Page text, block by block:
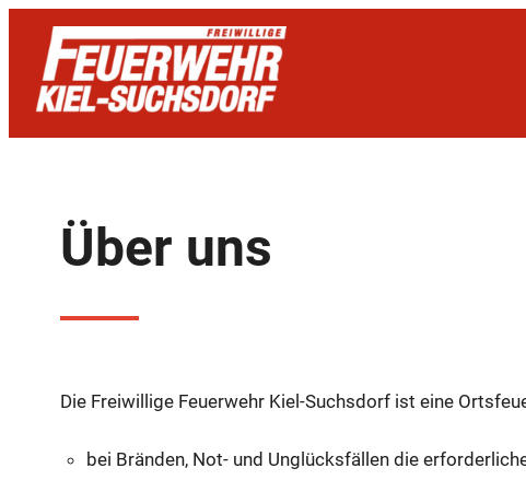
Inhalt
springen
Über uns
Die Freiwillige Feuerwehr Kiel-Suchsdorf ist eine
bei Bränden, Not- und Unglücksfällen die